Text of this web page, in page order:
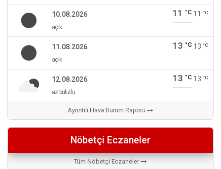
10.08.2026
açık
11 °C 11 °C
11.08.2026
açık
13 °C 13 °C
12.08.2026
az bulutlu
13 °C 13 °C
Ayrıntılı Hava Durum Raporu
Nöbetçi Eczaneler
Tüm Nöbetçi Eczaneler